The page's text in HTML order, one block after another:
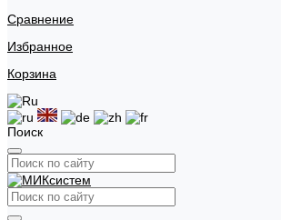
Сравнение
Избранное
Корзина
Поиск